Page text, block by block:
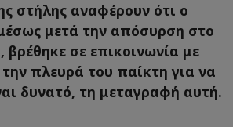
στήλης αναφέρουν ότι ο
μετά την απόσυρση στο
βρέθηκε σε επικοινωνία με
πλευρά του παίκτη για να
δυνατό, τη μεταγραφή αυτή.